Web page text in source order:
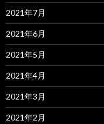
2021年7月
2021年6月
2021年5月
2021年4月
2021年3月
2021年2月